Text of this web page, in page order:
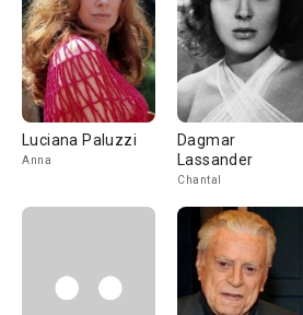
Luciana Paluzzi
Anna
Dagmar
Lassander
Chantal